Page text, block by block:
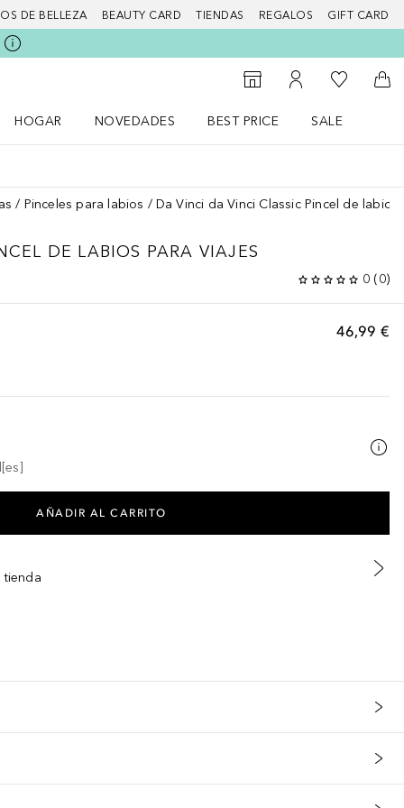
DE BELLEZA BEAUTY CARD TIENDAS REGALOS GIFT CARD
Al Storefinder
Mi cuenta
Mi lista de
A
HOGAR
NOVEDADES
BEST PRICE
SALE
Pinceles para labios Da Vinci da Vinci Classic Pincel de labios
DE LABIOS PARA VIAJES
0 (0)
46,99 €
AÑADIR AL CARRITO
tienda